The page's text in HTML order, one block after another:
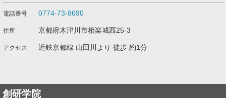
0774-73-8690
京都府木津川市相楽城西25-3
近鉄京都線 山田川より 徒歩 約1分
創研学院